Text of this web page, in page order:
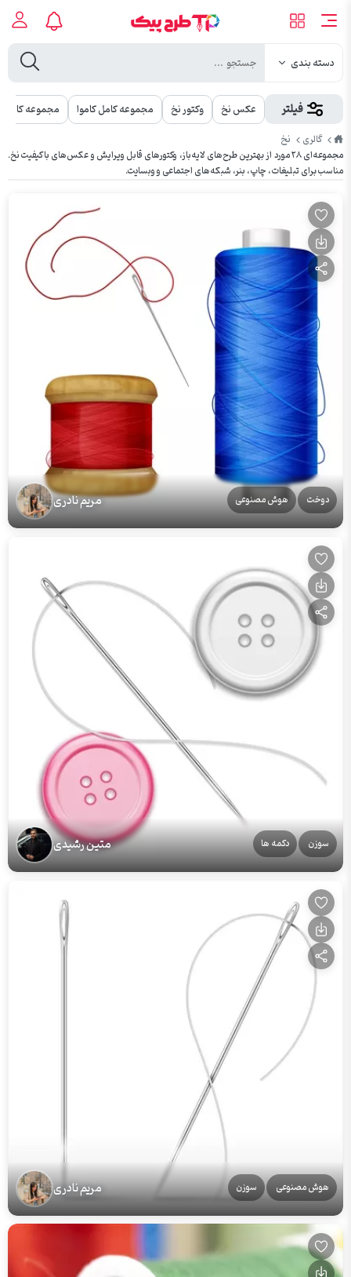
دسته بندی
فیلتر عکس نخ وکتور نخ مجموعه کامل کاموا
مجموعه کامل
طرح
پیک
گالری نخ
مجموعه‌ای ۲۸ مورد از بهترین طرح‌های لایه‌باز، وکتورهای قابل ویرایش و عکس‌های باکیفیت نخ.
مناسب برای تبلیغات، چاپ، بنر، شبکه‌های اجتماعی و وبسایت.
دوخت هوش مصنوعی مریم نادری
سوزن دکمه ها متین رشیدی
هوش مصنوعی سوزن مریم نادری